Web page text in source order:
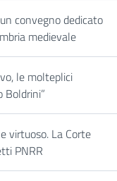
convegno dedicato
medievale
le molteplici
Boldrini”
virtuoso. La Corte
PNRR